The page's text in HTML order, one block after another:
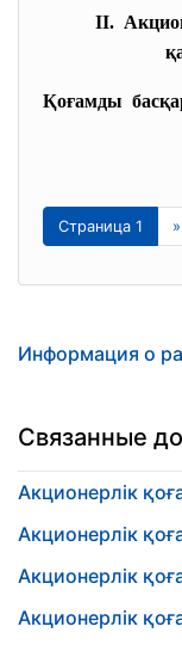
ІІ.
Қоғамды
Страница 1 »
Информация о
Связанные
Акционерлік
Акционерлік
Акционерлік
Акционерлік